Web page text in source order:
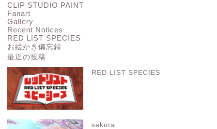
CLIP STUDIO PAINT
Fanart
Gallery
Recent Notices
RED LIST SPECIES
お絵かき備忘録
最近の投稿
RED LIST SPECIES
sakura